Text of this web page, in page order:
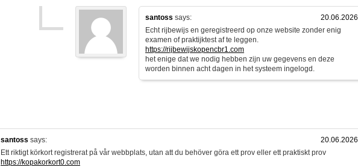
santoss says:
20.06.2026
Echt rijbewijs en geregistreerd op onze website zonder enig
examen of praktijktest af te leggen.
https://rijbewijskopencbr1.com
het enige dat we nodig hebben zijn uw gegevens en deze
worden binnen acht dagen in het systeem ingelogd.
santoss says:
20.06.2026
Ett riktigt körkort registrerat på vår webbplats, utan att du behöver göra ett prov eller ett praktiskt prov
https://kopakorkort0.com